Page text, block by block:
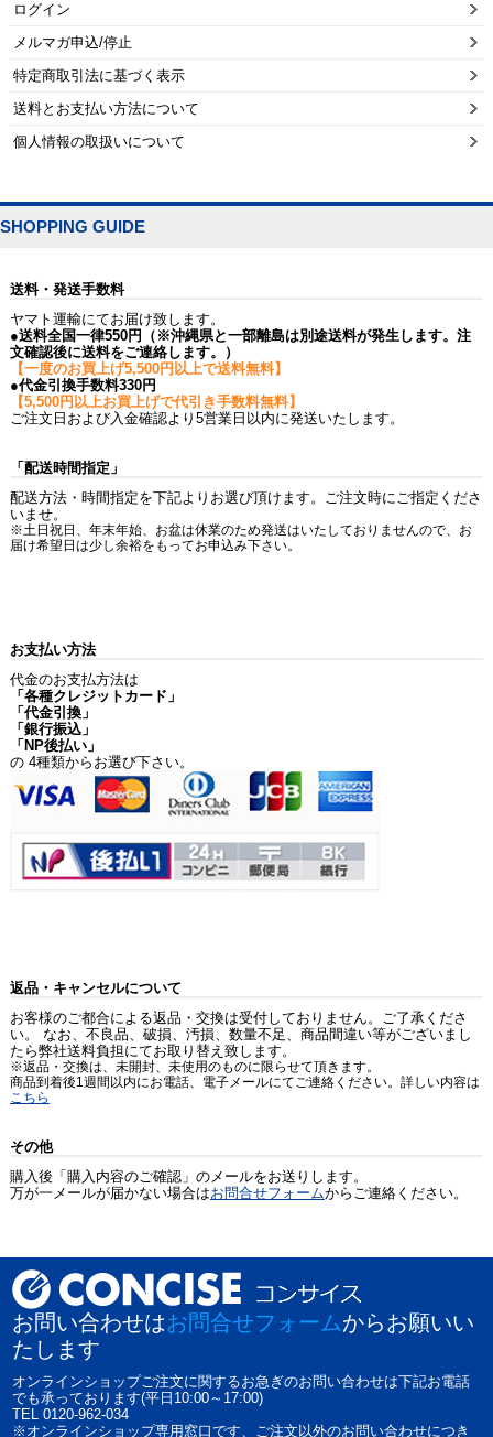
ログイン
メルマガ申込/停止
特定商取引法に基づく表示
送料とお支払い方法について
個人情報の取扱いについて
SHOPPING GUIDE
送料・発送手数料
ヤマト運輸にてお届け致します。
●送料全国一律550円（※沖縄県と一部離島は別途送料が発生します。注
文確認後に送料をご連絡します。）
【一度のお買上げ5,500円以上で送料無料】
●代金引換手数料330円
【5,500円以上お買上げで代引き手数料無料】
ご注文日および入金確認より5営業日以内に発送いたします。
「配送時間指定」
配送方法・時間指定を下記よりお選び頂けます。ご注文時にご指定くださ
いませ。
※土日祝日、年末年始、お盆は休業のため発送はいたしておりませんので、お
届け希望日は少し余裕をもってお申込み下さい。
お支払い方法
代金のお支払方法は
「各種クレジットカード」
「代金引換」
「銀行振込」
「NP後払い」
の 4種類からお選び下さい。
返品・キャンセルについて
お客様のご都合による返品・交換は受付しておりません。ご了承くださ
い。 なお、不良品、破損、汚損、数量不足、商品間違い等がございまし
たら弊社送料負担にてお取り替え致します。
※返品・交換は、未開封、未使用のものに限らせて頂きます。
商品到着後1週間以内にお電話、電子メールにてご連絡ください。詳しい内容は
こちら
その他
購入後「購入内容のご確認」のメールをお送りします。
万が一メールが届かない場合はお問合せフォームからご連絡ください。
お問い合わせはお問合せフォームからお願いい
たします
オンラインショップご注文に関するお急ぎのお問い合わせは下記お電話
でも承っております(平日10:00～17:00)
TEL 0120-962-034
※オンラインショップ専用窓口です、ご注文以外のお問い合わせにつき